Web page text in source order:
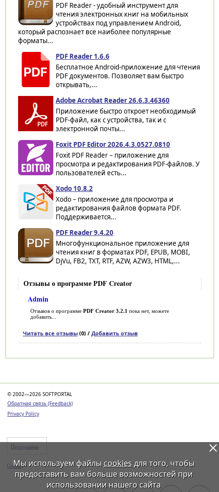
PDF Reader - удобный инструмент для
чтения электронных книг на мобильных
устройствах под управлением Android,
который распознает все наиболее популярные
форматы...
PDF Reader 1.6.6
Бесплатное Android-приложение для чтения
PDF документов. Позволяет вам быстро
открывать,...
Adobe Acrobat Reader 26.6.3.46360
Приложение быстро откроет необходимый
PDF-файл, как с устройства, так и с
электронной почты...
Foxit PDF Editor 2026.4.3.0527.0810
Foxit PDF Reader – приложение для
просмотра и редактирования PDF-файлов. У
пользователей есть...
Xodo 10.8.2
Xodo – приложение для просмотра и
редактирования файлов формата PDF.
Поддерживается...
PDF Reader 9.4.20
Многофункциональное приложение для
чтения книг в форматах PDF, EPUB, MOBI,
DjVu, FB2, TXT, RTF, AZW, AZW3, HTML,...
Отзывы о программе PDF Creator
Admin
Отзывов о программе PDF Creator 3.2.1 пока нет, можете
добавить...
Читать все отзывы(0) / Добавить отзыв
© 2002—2026 SOFTPORTAL
Обратная связь (Feedback)
Privacy Policy
Программы
Статьи
Мы используем файлы cookiesдля того, чтобы
предоставить вам больше возможностей при
использовании нашего сайта